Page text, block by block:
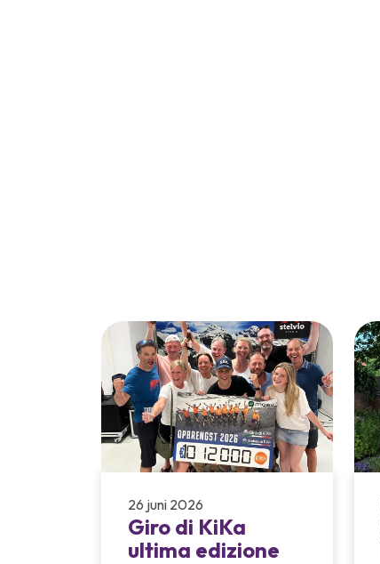
26 juni 2026
Giro di KiKa
ultima edizione